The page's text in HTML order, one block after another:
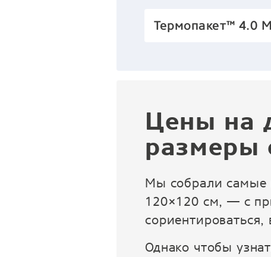
Термопакет™ 4.0
Цены на
размеры
Мы собрали самые
120×120 см, — с
сориентироваться,
Однако чтобы